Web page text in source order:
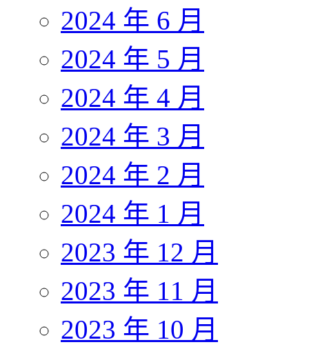
2024 年 6 月
2024 年 5 月
2024 年 4 月
2024 年 3 月
2024 年 2 月
2024 年 1 月
2023 年 12 月
2023 年 11 月
2023 年 10 月